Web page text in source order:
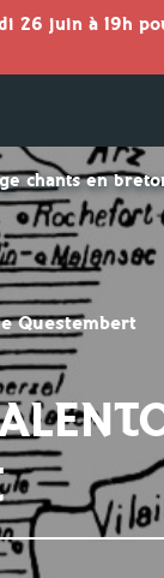
chants en
Questembert
26 juin à 19h